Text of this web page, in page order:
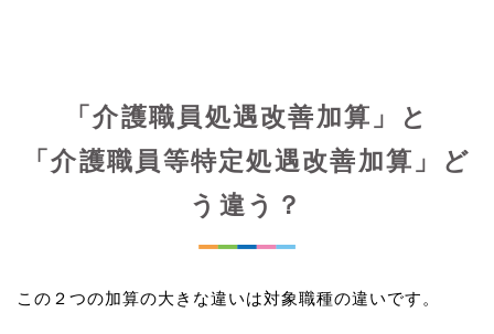
「介護職員処遇改善加算」と
「介護職員等特定処遇改善加算」ど
う違う？
この２つの加算の大きな違いは対象職種の違いです。